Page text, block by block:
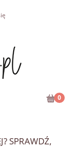
SPRAWDŹ,